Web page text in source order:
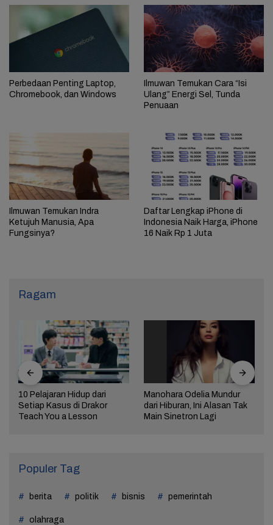
Perbedaan Penting Laptop,
Chromebook, dan Windows
Ilmuwan Temukan Cara “Isi
Ulang” Energi Sel, Tunda
Penuaan
Ilmuwan Temukan Indra
Ketujuh Manusia, Apa
Fungsinya?
Daftar Lengkap iPhone di
Indonesia Naik Harga, iPhone
16 Naik Rp 1 Juta
Ragam
10 Pelajaran Hidup dari
Setiap Kasus di Drakor
Teach You a Lesson
Manohara Odelia Mundur
dari Hiburan, Ini Alasan Tak
Main Sinetron Lagi
Populer Tag
berita politik bisnis pemerintah
olahraga